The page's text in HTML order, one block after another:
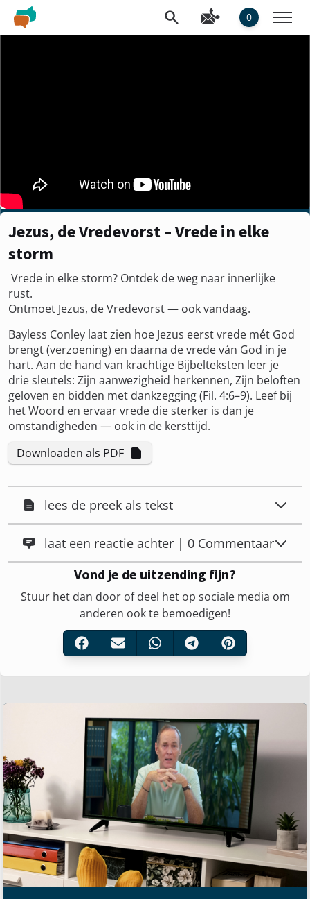
0
Jezus, de Vredevorst – Vrede in elke
storm
️ Vrede in elke storm? Ontdek de weg naar innerlijke
rust.
Ontmoet Jezus, de Vredevorst — ook vandaag.
Bayless Conley laat zien hoe Jezus eerst vrede mét God
brengt (verzoening) en daarna de vrede ván God in je
hart. Aan de hand van krachtige Bijbelteksten leer je
drie sleutels: Zijn aanwezigheid herkennen, Zijn beloften
geloven en bidden met dankzegging (Fil. 4:6–9). Leef bij
het Woord en ervaar vrede die sterker is dan je
omstandigheden — ook in de kersttijd.
Downloaden als PDF
lees de preek als tekst
laat een reactie achter | 0 Commentaar
Vond je de uitzending fijn?
Stuur het dan door of deel het op sociale media om
anderen ook te bemoedigen!